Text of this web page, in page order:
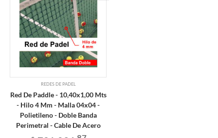
REDES DE PADEL
Red De Paddle - 10,40x1,00 Mts
- Hilo 4 Mm - Malla 04x04 -
Polietileno - Doble Banda
Perimetral - Cable De Acero